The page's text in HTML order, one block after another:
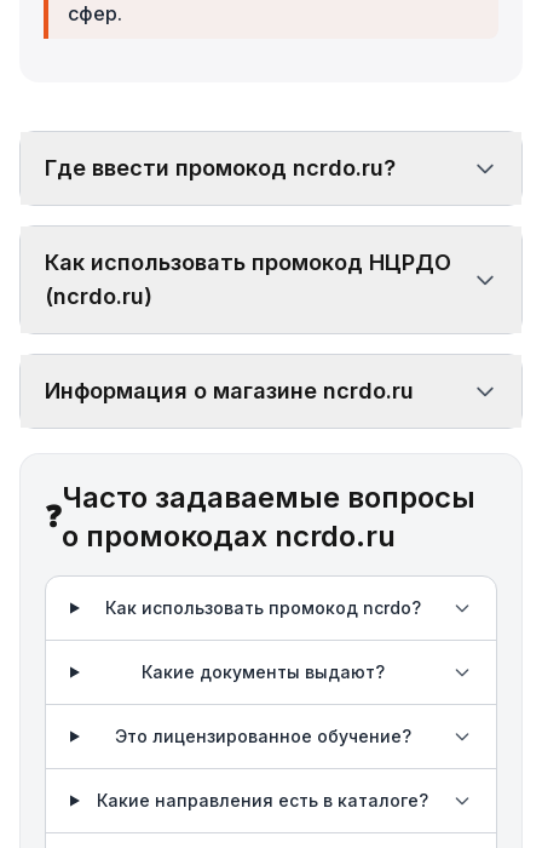
сфер.
Где ввести промокод ncrdo.ru?
Как использовать промокод НЦРДО
(ncrdo.ru)
Информация о магазине ncrdo.ru
❓
Часто задаваемые вопросы
о промокодах ncrdo.ru
Как использовать промокод ncrdo?
Какие документы выдают?
Это лицензированное обучение?
Какие направления есть в каталоге?